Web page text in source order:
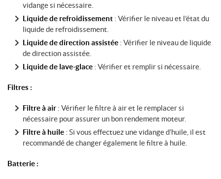
vidange si nécessaire.
Liquide de refroidissement : Vérifier le niveau et l’état du
liquide de refroidissement.
Liquide de direction assistée : Vérifier le niveau de liquide
de direction assistée.
Liquide de lave-glace : Vérifier et remplir si nécessaire.
Filtres :
Filtre à air : Vérifier le filtre à air et le remplacer si
nécessaire pour assurer un bon rendement moteur.
Filtre à huile : Si vous effectuez une vidange d’huile, il est
recommandé de changer également le filtre à huile.
Batterie :